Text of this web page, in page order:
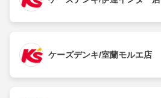
ケーズデンキ/室蘭モルエ店